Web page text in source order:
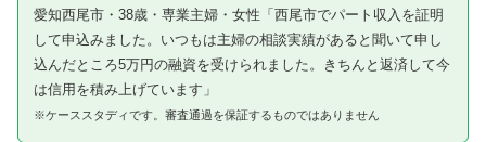
愛知西尾市・38歳・専業主婦・女性「西尾市でパート収入を証明
して申込みました。いつもは主婦の相談実績があると聞いて申し
込んだところ5万円の融資を受けられました。きちんと返済して今
は信用を積み上げています」
※ケーススタディです。審査通過を保証するものではありません